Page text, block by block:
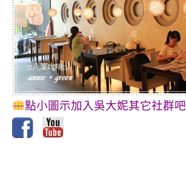
點小圖示加入吳大妮其它社群吧